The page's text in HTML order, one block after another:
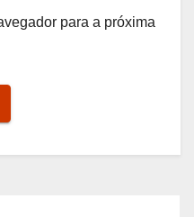
para a próxima